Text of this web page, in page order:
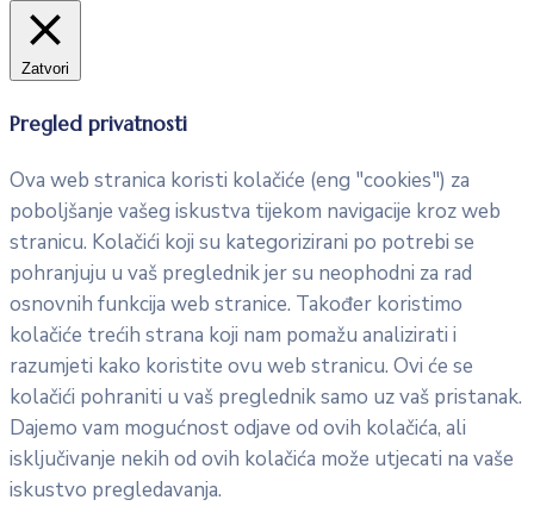
Zatvori
Pregled privatnosti
Ova web stranica koristi kolačiće (eng "cookies") za
poboljšanje vašeg iskustva tijekom navigacije kroz web
stranicu. Kolačići koji su kategorizirani po potrebi se
pohranjuju u vaš preglednik jer su neophodni za rad
osnovnih funkcija web stranice. Također koristimo
kolačiće trećih strana koji nam pomažu analizirati i
razumjeti kako koristite ovu web stranicu. Ovi će se
kolačići pohraniti u vaš preglednik samo uz vaš pristanak.
Dajemo vam mogućnost odjave od ovih kolačića, ali
isključivanje nekih od ovih kolačića može utjecati na vaše
iskustvo pregledavanja.